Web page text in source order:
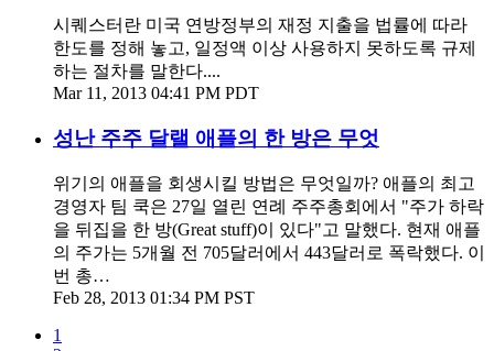
시퀘스터란 미국 연방정부의 재정 지출을 법률에 따라
한도를 정해 놓고, 일정액 이상 사용하지 못하도록 규제
하는 절차를 말한다....
Mar 11, 2013 04:41 PM PDT
성난 주주 달랠 애플의 한 방은 무엇
위기의 애플을 회생시킬 방법은 무엇일까? 애플의 최고
경영자 팀 쿡은 27일 열린 연례 주주총회에서 "주가 하락
을 뒤집을 한 방(Great stuff)이 있다"고 말했다. 현재 애플
의 주가는 5개월 전 705달러에서 443달러로 폭락했다. 이
번 총…
Feb 28, 2013 01:34 PM PST
1